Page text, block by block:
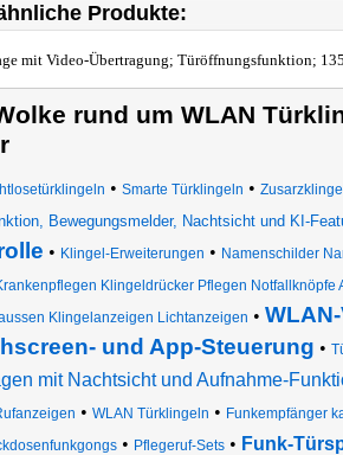
Produkte:
mit Video-Übertragung; Türöffnungsfunktion;
rund um WLAN
• Smarte Türklingeln •
Bewegungsmelder, Nachtsicht und KI-
• Klingel-Erweiterungen • Namenschilder
Klingeldrücker Pflegen Notfallknöpfe
Klingelanzeigen Lichtanzeigen •
und App-Steuerung •
mit Nachtsicht und Aufnahme-
• WLAN Türklingeln • Funkempfänger
• Pflegeruf-Sets• Funk-